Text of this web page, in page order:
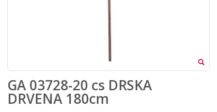
GA 03728-20 cs DRSKA
DRVENA 180cm